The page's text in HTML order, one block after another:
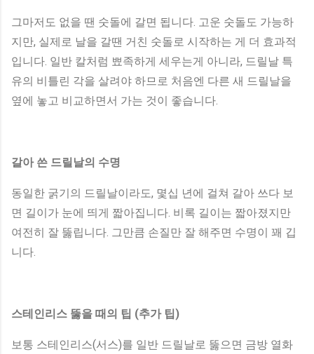
그마저도 없을 땐 숫돌에 갈면 됩니다. 고운 숫돌도 가능하
지만, 실제로 날을 갈땐 거친 숫돌로 시작하는 게 더 효과적
입니다. 일반 칼처럼 뾰족하게 세우는게 아니라, 드릴날 특
유의 비틀린 각을 살려야 하므로 처음엔 다른 새 드릴날을
옆에 놓고 비교하면서 가는 것이 좋습니다.
갈아 쓴 드릴날의 수명
동일한 굵기의 드릴날이라도, 몇십 년에 걸쳐 갈아 쓰다 보
면 길이가 눈에 띄게 짧아집니다. 비록 길이는 짧아졌지만
여전히 잘 뚫립니다. 그만큼 손질만 잘 해주면 수명이 꽤 깁
니다.
스테인리스 뚫을 때의 팁 (추가 팁)
보통 스테인리스(서스)를 일반 드릴날로 뚫으면 금방 열화